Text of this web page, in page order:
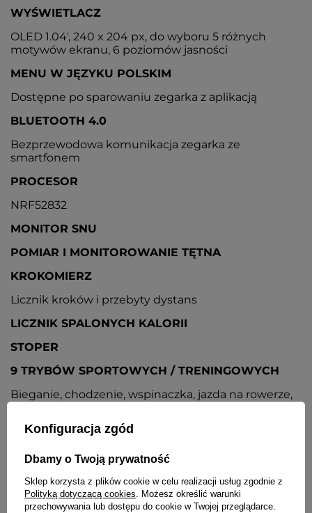
WYŚWIETLACZ
OLED 1.04', 240 x 204 px, do wyboru 5 różnych
motywów ekranu, 6 poziomów jasności
MENU W JĘZYKU POLSKIM
Dostępne po sparowaniu zegarka z aplikacją
BLUETOOTH 4.0
Bezprzewodowa komunikacja zegarka ze
smartfonem
PROCESOR
NRF52832
MONITOR SNU
POMIAR I MONITOROWANIE TĘTNA
KROKOMIERZ
Licznik kroków i przebyty dystans
LICZNIK SPALONYCH KALORII
STOPER
9 TRYBÓW SPORTOWYCH / TRENINGOWYCH
Bieganie, chodzenie, wspinaczka, jazda na rowerze,
piłka nożna
PRZYCHODZĄCYCH
Podczas połączenia przychodzącego zegarek
wibruje i wyświetla informacje o osobie dzwoniącej
Konfiguracja zgód
Dbamy o Twoją prywatność
Sklep korzysta z plików cookie w celu realizacji usług zgodnie z
Polityką dotyczącą cookies . Możesz określić warunki
przechowywania lub dostępu do cookie w Twojej przeglądarce.